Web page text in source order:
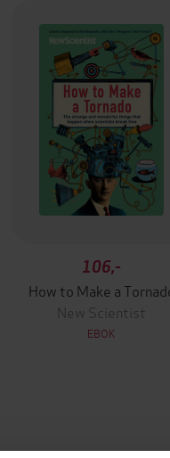
106,-
How to Make a
New Scientist
EBOK